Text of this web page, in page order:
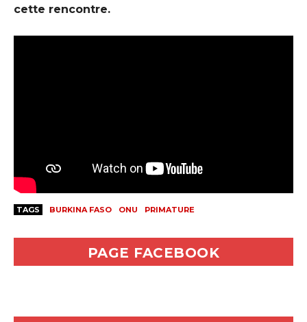
cette rencontre.
TAGS BURKINA FASO ONU PRIMATURE
PAGE FACEBOOK